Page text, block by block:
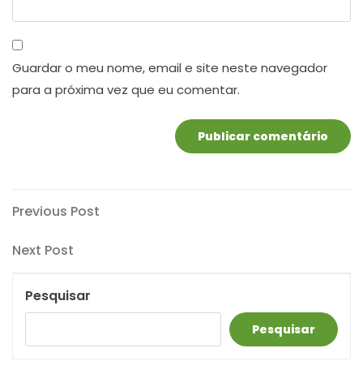
Guardar o meu nome, email e site neste navegador
para a próxima vez que eu comentar.
Navegação
de
artigos
Previous
Previous Post
Next
Next Post
Pesquisar
Pesquisar